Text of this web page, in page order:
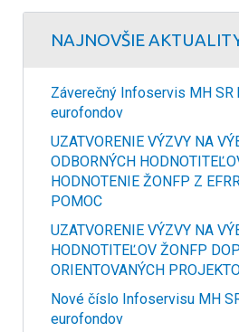
NAJNOVŠIE
Záverečný Infoservis MH SR
eurofondov
UZATVORENIE VÝZVY NA
ODBORNÝCH
HODNOTENIE ŽONFP Z
POMOC
UZATVORENIE VÝZVY NA
HODNOTITEĽOV ŽONFP
ORIENTOVANÝCH
Nové číslo Infoservisu MH
eurofondov